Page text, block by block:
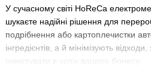
У сучасному світі HoReCa
шукаєте надійні рішення для
подрібнення або картоплечистки
інгредієнтів, а й мінімізують
інвестувати в успіх вашого бізнесу.